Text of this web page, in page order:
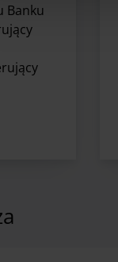
Banku